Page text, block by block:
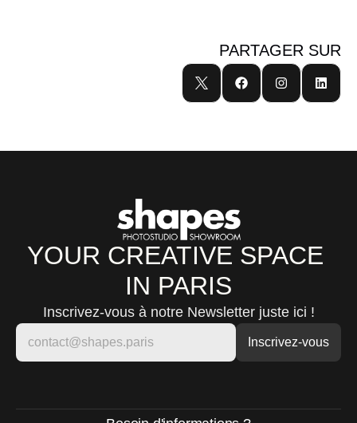
PARTAGER SUR
YOUR CREATIVE SPACE
IN PARIS
Inscrivez-vous à notre Newsletter juste ici !